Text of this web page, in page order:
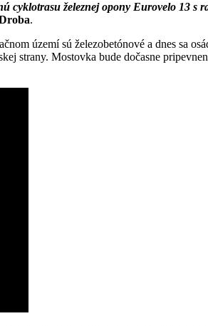
železnej opony Eurovelo 13
.
území sú železobetónové a dnes sa
strany. Mostovka bude dočasne